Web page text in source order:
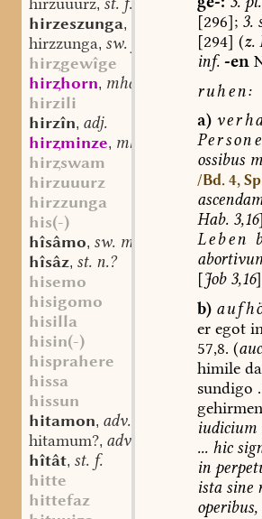
,
hirzeszunga,
hirzzunga, sw. f.
hirgewîge
hirhorn, mhd. st. n.
hirzili
hirzîn, adj.
hirminze, mhd. st. sw. f.
hirswam
hirzuuurz
hirzzunga
his(-)
hîsâmo, sw. m.
hîsâz, st. n.?
hisemo
hisigomo
hisilla
hisin(-)
hisprahere
hissa
hissun
hitamon, adv.
hitamum?, adv.
hîtât, st. f.
hitte
hittefaz
[296]; 3.
[294] (z.
inf. -en
ruhen:
a)
ossibus
/Bd. 4,
Hab.3,16]
Leben
[Job3,16]
b)
eregot
57,8. (
himile
sundigo .
gehirmen
iudicium
...hic
in
istasine
operibus,